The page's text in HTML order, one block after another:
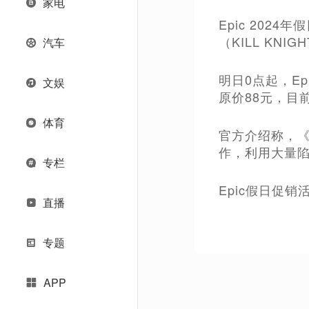
汽车
文娱
体育
专栏
直播
专题
APP
Epic 2024年
（KILL
明日0点起，
原价88元，目
官方介绍称，
作，利用大量
Epic假日促销